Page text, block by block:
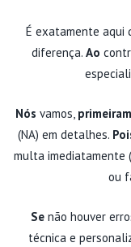
É exatamente aqui
diferença. Ao
Nós vamos,
(NA) em detalhes.
multa imediatamente
ou
Senão houver
técnica e